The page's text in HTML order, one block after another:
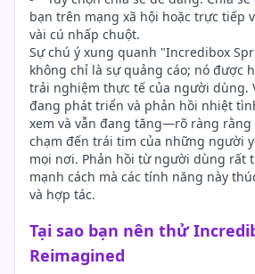
bạn trên mạng xã hội hoặc trực tiếp
vài cú nhấp chuột.
Sự chú ý xung quanh "Incredibox
không chỉ là sự quảng cáo; nó được
trải nghiệm thực tế của người dùng.
đang phát triển và phản hồi nhiệt
xem và vẫn đang tăng—rõ ràng rằng
chạm đến trái tim của những người
mọi nơi. Phản hồi từ người dùng rất
mạnh cách mà các tính năng này
và hợp tác.
Tại sao bạn nên thử
Reimagined